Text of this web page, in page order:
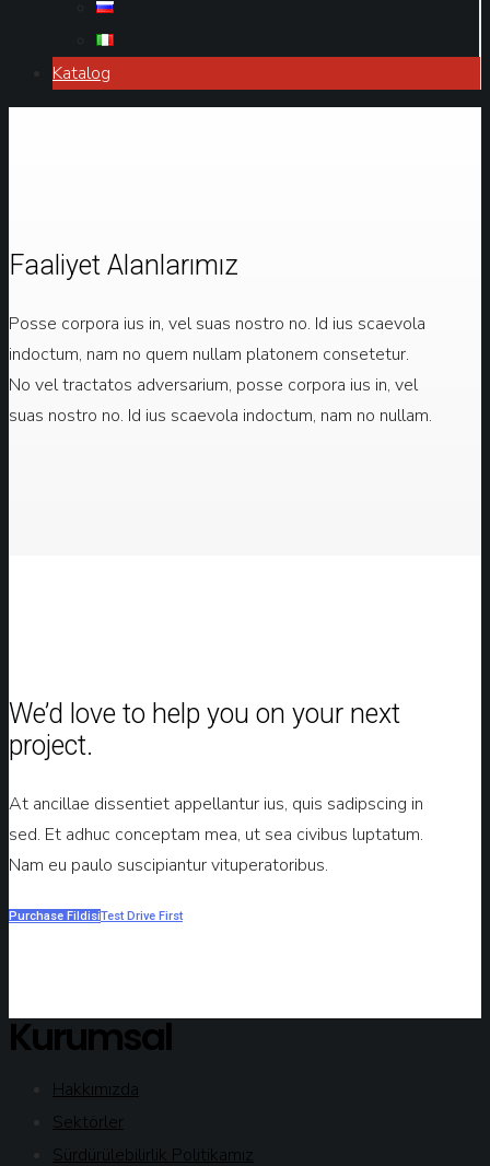
Katalog
Faaliyet Alanlarımız
Posse corpora ius in, vel suas nostro no. Id ius scaevola
indoctum, nam no quem nullam platonem consetetur.
No vel tractatos adversarium, posse corpora ius in, vel
suas nostro no. Id ius scaevola indoctum, nam no nullam.
We’d love to help you on your next
project.
At ancillae dissentiet appellantur ius, quis sadipscing in
sed. Et adhuc conceptam mea, ut sea civibus luptatum.
Nam eu paulo suscipiantur vituperatoribus.
Purchase FildisiTest Drive First
Kurumsal
Hakkımızda
Sektörler
Sürdürülebilirlik Politikamız